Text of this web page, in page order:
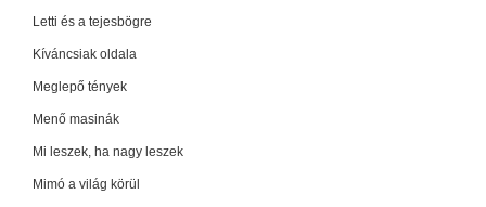
Letti és a tejesbögre
Kíváncsiak oldala
Meglepő tények
Menő masinák
Mi leszek, ha nagy leszek
Mimó a világ körül